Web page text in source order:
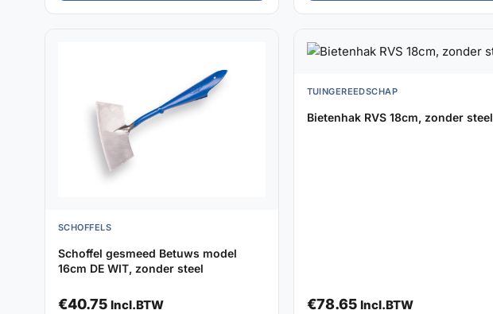
SCHOFFELS
Schoffel gesmeed Betuws model
16cm DE WIT, zonder steel
€40.75 Incl.BTW
TUINGEREEDSCHAP
Bietenhak RVS 18cm, zonder steel
€78.65 Incl.BTW